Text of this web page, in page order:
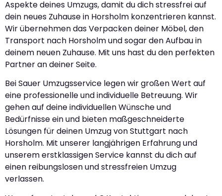
Aspekte deines Umzugs, damit du dich stressfrei auf
dein neues Zuhause in Horsholm konzentrieren kannst.
Wir übernehmen das Verpacken deiner Möbel, den
Transport nach Horsholm und sogar den Aufbau in
deinem neuen Zuhause. Mit uns hast du den perfekten
Partner an deiner Seite.
Bei Sauer Umzugsservice legen wir großen Wert auf
eine professionelle und individuelle Betreuung. Wir
gehen auf deine individuellen Wünsche und
Bedürfnisse ein und bieten maßgeschneiderte
Lösungen für deinen Umzug von Stuttgart nach
Horsholm. Mit unserer langjährigen Erfahrung und
unserem erstklassigen Service kannst du dich auf
einen reibungslosen und stressfreien Umzug
verlassen.